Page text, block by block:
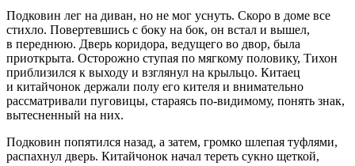
Подковин лег на диван, но не мог уснуть. Скоро в доме все
стихло. Повертевшись с боку на бок, он встал и вышел,
в переднюю. Дверь коридора, ведущего во двор, была
приоткрыта. Осторожно ступая по мягкому половику, Тихон
приблизился к выходу и взглянул на крыльцо. Китаец
и китайчонок держали полу его кителя и внимательно
рассматривали пуговицы, стараясь по-видимому, понять знак,
вытесненный на них.
Подковин попятился назад, а затем, громко шлепая туфлями,
распахнул дверь. Китайчонок начал тереть сукно щеткой,